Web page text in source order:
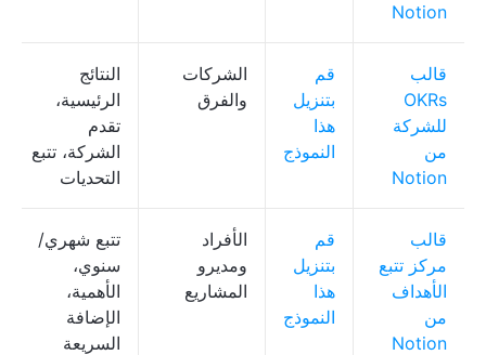
Notion
قالب
OKRs
للشركة
من
Notion
قم
بتنزيل
هذا
النموذج
الشركات
والفرق
النتائج
الرئيسية،
تقدم
الشركة، تتبع
التحديات
قالب
مركز تتبع
الأهداف
من
Notion
قم
بتنزيل
هذا
النموذج
الأفراد
ومديرو
المشاريع
تتبع شهري/
سنوي،
الأهمية،
الإضافة
السريعة